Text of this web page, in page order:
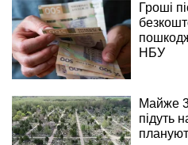
Гроші
НБУ
Майже
підуть